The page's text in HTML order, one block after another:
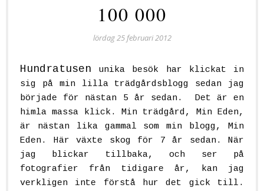
100 000
lördag 25 februari 2012
Hundratusen unika besök har klickat in
sig på min lilla trädgårdsblogg sedan jag
började för nästan 5 år sedan. Det är en
himla massa klick. Min trädgård, Min Eden,
är nästan lika gammal som min blogg, Min
Eden. Här växte skog för 7 år sedan. När
jag blickar tillbaka, och ser på
fotografier från tidigare år, kan jag
verkligen inte förstå hur det gick till.